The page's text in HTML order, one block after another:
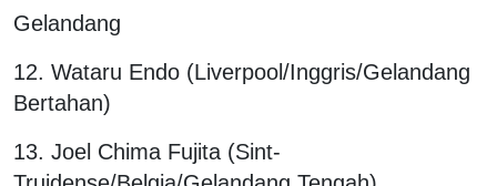
Gelandang
12. Wataru Endo (Liverpool/Inggris/Gelandang
Bertahan)
13. Joel Chima Fujita (Sint-